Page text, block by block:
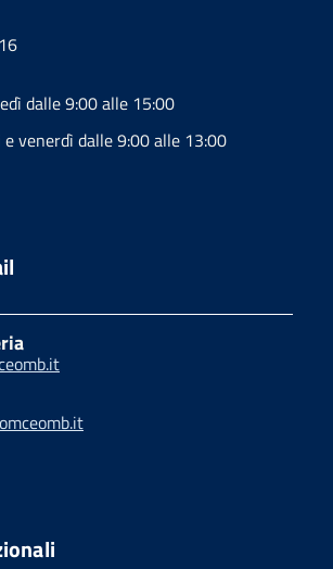
dalle 9:00 alle 15:00
venerdì dalle 9:00 alle 13:00